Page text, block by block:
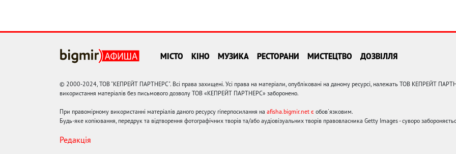
МІСТО КІНО МУЗИКА РЕСТОРАНИ МИСТЕЦТВО ДОЗВІЛЛЯ
© 2000-2024, ТОВ "КЕПРЕЙТ ПАРТНЕРС". Всі права захищені. Усі права на матеріали, опубліковані на даному ресурсі, належать ТОВ КЕПРЕЙТ
використання матеріалів без письмового дозволу ТОВ «КЕПРЕЙТ ПАРТНЕРС» заборонено.
При правомірному використанні матеріалів даного ресурсу гіперпосилання на afisha.bigmir.net є обов'язковим.
Будь-яке копіювання, передрук та відтворення фотографічних творів та/або аудіовізуальних творів правовласника Getty Images - суворо
Редакція